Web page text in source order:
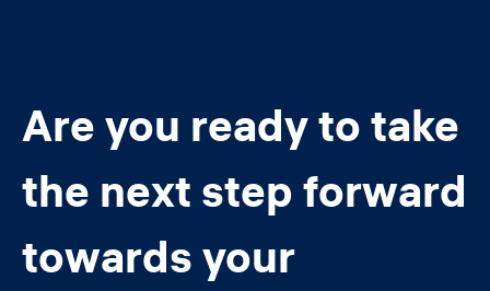
Are you ready to take
the next step forward
towards your